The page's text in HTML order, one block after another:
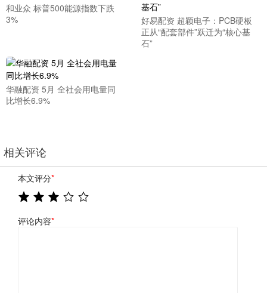
和业众 标普500能源指数下跌
3%
好易配资 超颖电子：PCB硬板
正从“配套部件”跃迁为“核心基
石”
华融配资 5月 全社会用电量同
比增长6.9%
相关评论
本文评分*
评论内容*